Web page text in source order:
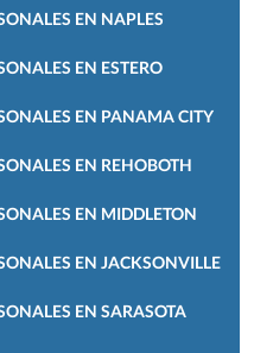
EN NAPLES
EN ESTERO
EN PANAMA CITY
EN REHOBOTH
EN MIDDLETON
EN JACKSONVILLE
EN SARASOTA